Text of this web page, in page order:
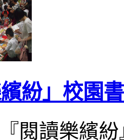
繽紛」校園
閱讀樂繽